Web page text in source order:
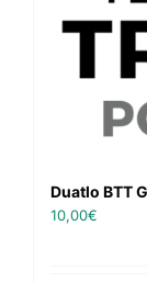
Duatlo BTT
10,00€